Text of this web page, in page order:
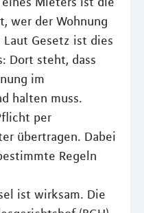
wer der Wohnung
Gesetz ist dies
Dort steht, dass
im
halten muss.
per
übertragen. Dabei
Regeln
ist wirksam. Die